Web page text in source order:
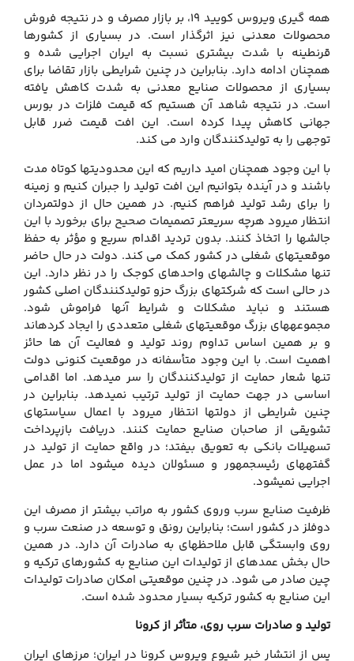
همه گیری ویروس کویید 19، بر بازار مصرف و در نتیجه فروش
محصولات معدنی نیز اثرگذار است. در بسیاری از کشورها
قرنطینه با شدت بیشتری نسبت به ایران اجرایی شده و
همچنان ادامه دارد. بنابراین در چنین شرایطی بازار تقاضا برای
بسیاری از محصولات صنایع معدنی به شدت کاهش یافته
است. در نتیجه شاهد آن هستیم که قیمت فلزات در بورس
جهانی کاهش پیدا کرده است. این افت قیمت ضرر قابل
توجهی را به تولیدکنندگان وارد می کند.
با این وجود همچنان امید داریم که این محدودیت‏ها کوتاه مدت
باشند و در آینده بتوانیم این افت تولید را جبران کنیم و زمینه
را برای رشد تولید فراهم کنیم. در همین حال از دولتمردان
انتظار می‏رود هرچه سریع‏تر تصمیمات صحیح برای برخورد با این
جالش‏ها را اتخاذ کنند. بدون تردید اقدام سریع و مؤثر به حفظ
موقعیت‏های شغلی در کشور کمک می کند. دولت در حال حاضر
تنها مشکلات و چالش‏های واحدهای کوجک را در نظر دارد. این
در حالی است که شرکت‏های بزرگ حزو تولیدکنندگان اصلی کشور
هستند و نباید مشکلات و شرایط آن‏ها فراموش شود.
مجموعه‏های بزرگ موقعیت‏های شغلی متعددی را ایجاد کرده‏اند
و بر همین اساس تداوم روند تولید و فعالیت آن ها حائز
اهمیت است. با این وجود متأسفانه در موقعیت کنونی دولت
تنها شعار حمایت از تولیدکنندگان را سر می‏دهد. اما اقدامی
اساسی در جهت حمایت از تولید ترتیب نمی‏دهد. بنابراین در
چنین شرایطی از دولت‏ها انتظار می‏رود با اعمال سیاست‏های
تشویقی از صاحبان صنایع حمایت کنند. دریافت بازپرداخت
تسهیلات بانکی به تعویق بیفتد؛ در واقع حمایت از تولید در
گفته‏های رئیس‏جمهور و مسئولان دیده می‏شود اما در عمل
اجرایی نمی‏شود.
ظرفیت صنایع سرب وروی کشور به مراتب بیشتر از مصرف این
دوفلز در کشور است؛ بنابراین رونق و توسعه در صنعت سرب و
روی وابستگی قابل ملاحظه‏ای به صادرات آن دارد. در همین
حال بخش عمده‏ای از تولیدات این صنایع به کشورهای ترکیه و
چین صادر می شود. در چنین موقعیتی امکان صادرات تولیدات
این صنایع به کشور ترکیه بسیار محدود شده است.
تولید و صادرات سرب روی، متأثر از کرونا
پس از انتشار خبر شیوع ویروس کرونا در ایران؛ مرزهای ایران